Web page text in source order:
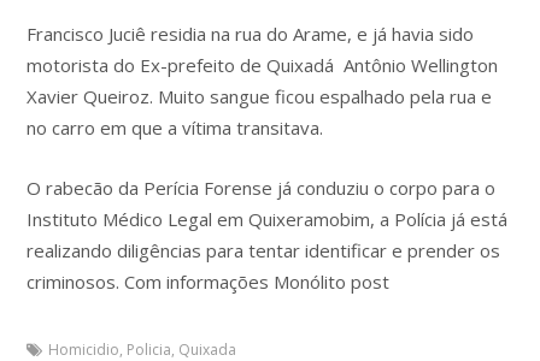
Francisco Juciê residia na rua do Arame, e já havia sido
motorista do Ex-prefeito de Quixadá Antônio Wellington
Xavier Queiroz. Muito sangue ficou espalhado pela rua e
no carro em que a vítima transitava.
O rabecão da Perícia Forense já conduziu o corpo para o
Instituto Médico Legal em Quixeramobim, a Polícia já está
realizando diligências para tentar identificar e prender os
criminosos. Com informações Monólito post
Homicidio, Policia, Quixada